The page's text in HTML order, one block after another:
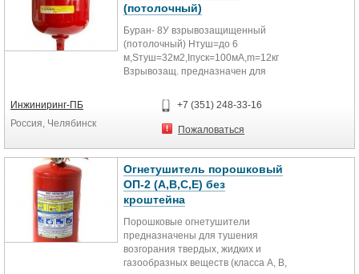
(потолочный)
Буран- 8У взрывозащищенный
(потолочный) Нтуш=до 6
м,Sтуш=32м2,Iпуск=100мА,m=12кг
Взрывозащ. предназначен для
класса А,...
Инжиниринг-ПБ
Россия, Челябинск
+7 (351) 248-33-16
Пожаловаться
Огнетушитель порошковый
ОП-2 (А,В,С,Е) без
кроштейна
Порошковые огнетушители
предназначены для тушения
возгорания твердых, жидких и
газообразных веществ (класса А, В,